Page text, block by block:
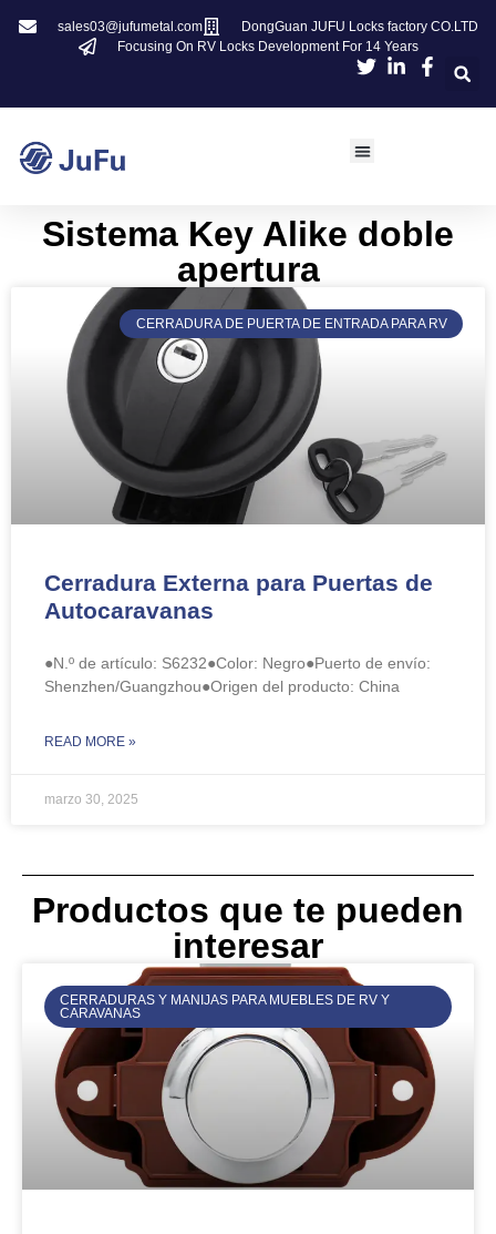
sales03@jufumetal.com
DongGuan JUFU Locks factory CO.LTD
Focusing On RV Locks Development For 14 Years
​Sistema Key Alike doble
apertura
CERRADURA DE PUERTA DE ENTRADA PARA RV
Cerradura Externa para Puertas de
Autocaravanas
●N.º de artículo: ​S6232●Color: Negro●Puerto de envío:
Shenzhen/Guangzhou●Origen del producto: China
READ MORE »
marzo 30, 2025
Productos que te pueden
interesar
CERRADURAS Y MANIJAS PARA MUEBLES DE RV Y
CARAVANAS